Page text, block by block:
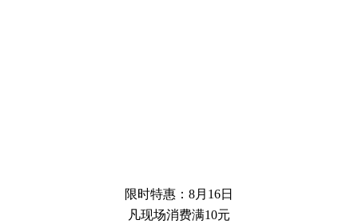
限时特惠：8月16日
凡现场消费满10元